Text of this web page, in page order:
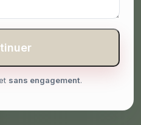
sans engagement.